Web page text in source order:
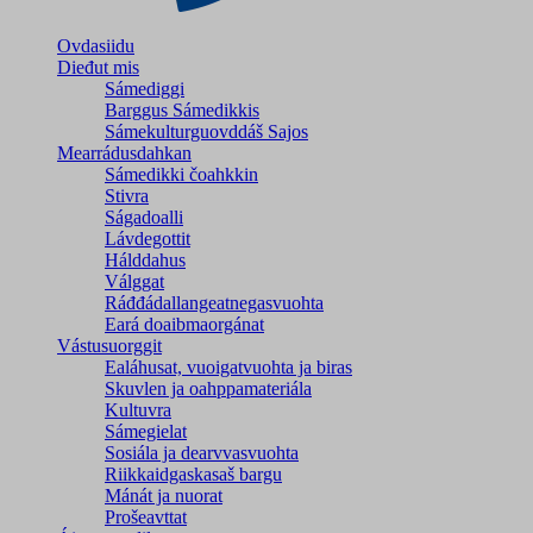
Ovdasiidu
Dieđut mis
Sámediggi
Barggus Sámedikkis
Sámekulturguovddáš Sajos
Mearrádusdahkan
Sámedikki čoahkkin
Stivra
Ságadoalli
Lávdegottit
Hálddahus
Válggat
Ráđđádallangeatnegas­vuohta
Eará doaibmaorgánat
Vástusuorggit
Ealáhusat, vuoigatvuohta ja biras
Skuvlen ja oahppamateriála
Kultuvra
Sámegielat
Sosiála ja dearvvasvuohta
Riikkaidgaskasaš bargu
Mánát ja nuorat
Prošeavttat